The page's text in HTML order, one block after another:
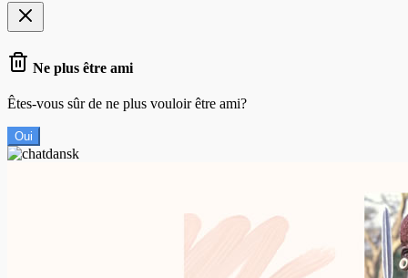
Ne plus être ami
Êtes-vous sûr de ne plus vouloir être ami?
Oui